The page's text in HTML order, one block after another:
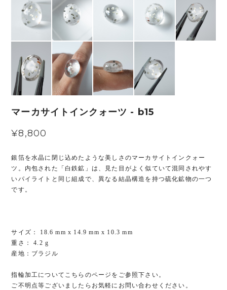
マーカサイトインクォーツ - b15
¥8,800
銀箔を水晶に閉じ込めたような美しさのマーカサイトインクォー
ツ。内包された「白鉄鉱」は、見た目がよく似ていて混同されやす
いパイライトと同じ組成で、異なる結晶構造を持つ硫化鉱物の一つ
です。
サイズ： 18.6 mm x 14.9 mm x 10.3 mm
重さ： 4.2 g
産地：ブラジル
指輪加工についてこちらのページをご参照下さい。
ご不明点等ございましたらお気軽にお問い合わせください。